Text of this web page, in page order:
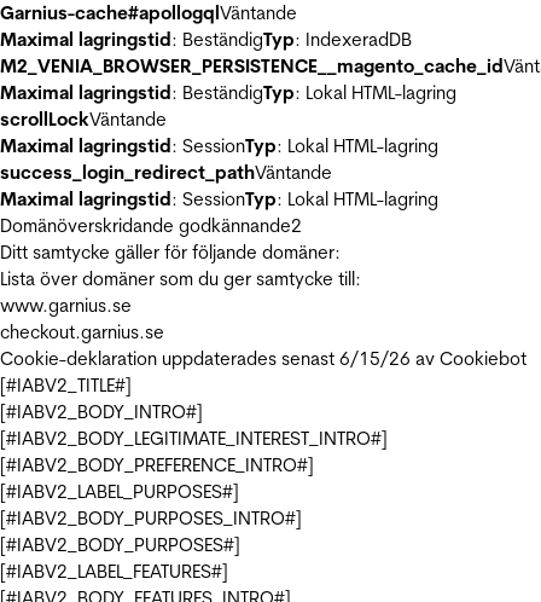
Garnius-cache#apollogqlVäntande
Maximal lagringstid: BeständigTyp: IndexeradDB
M2_VENIA_BROWSER_PERSISTENCE__magento_cache_id
Maximal lagringstid: BeständigTyp: Lokal HTML-lagring
scrollLockVäntande
Maximal lagringstid: SessionTyp: Lokal HTML-lagring
success_login_redirect_pathVäntande
Maximal lagringstid: SessionTyp: Lokal HTML-lagring
Domänöverskridande godkännande2
Ditt samtycke gäller för följande domäner:
Lista över domäner som du ger samtycke till:
www.garnius.se
checkout.garnius.se
Cookie-deklaration uppdaterades senast 6/15/26 av Cookiebot
[#IABV2_TITLE#]
[#IABV2_BODY_INTRO#]
[#IABV2_BODY_LEGITIMATE_INTEREST_INTRO#]
[#IABV2_BODY_PREFERENCE_INTRO#]
[#IABV2_LABEL_PURPOSES#]
[#IABV2_BODY_PURPOSES_INTRO#]
[#IABV2_BODY_PURPOSES#]
[#IABV2_LABEL_FEATURES#]